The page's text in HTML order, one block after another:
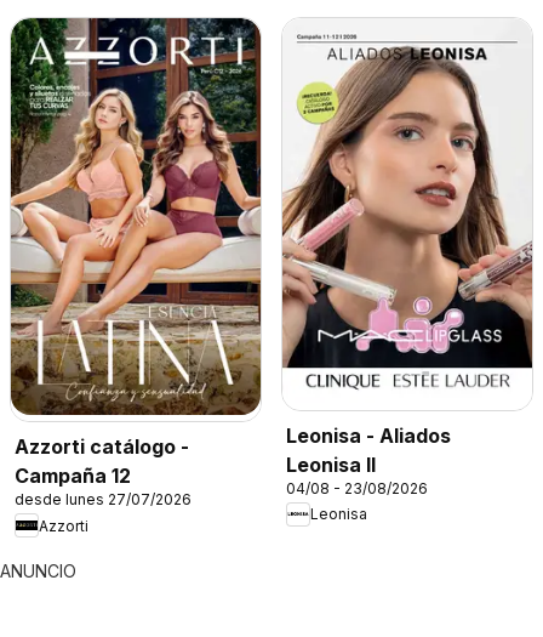
Azzorti catálogo -
Campaña 12
desde lunes 27/07/2026
Azzorti
Leonisa - Aliados
Leonisa II
04/08 - 23/08/2026
Leonisa
ANUNCIO